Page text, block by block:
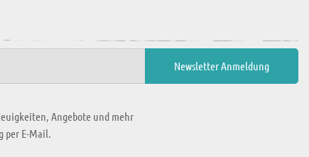
Angebote und mehr
per E-Mail.